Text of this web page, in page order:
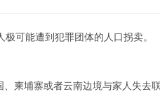
可能遭到犯罪团体的人口拐卖。
柬埔寨或者云南边境与家人失去联